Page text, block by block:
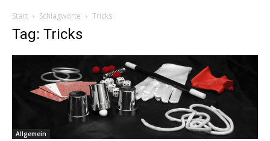
Start Schlagworte Tricks
Tag: Tricks
Allgemein